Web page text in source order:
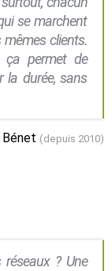
se marchent
clients.
ça permet de
la durée, sans
Bénet (depuis 2010)
? Une